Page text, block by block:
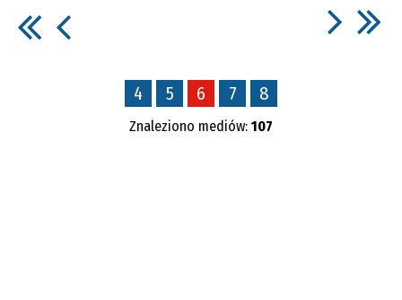
4 5 6 7 8
Znaleziono mediów: 107